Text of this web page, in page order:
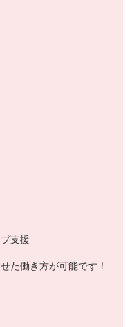
れるか不安…」などの心
名
支援
た働き方が可能です！